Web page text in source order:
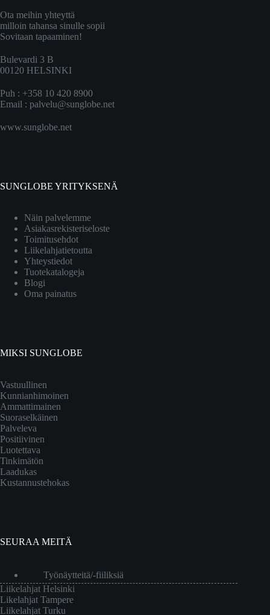
Ota meihin yhteyttä
milloin tahansa sinulle sopii
Sovitaan tapaaminen!
Bulevardi 3 B
00120 HELSINKI
Puh : +358 10 420 8900
Email : palvelu@sunglobe.net
www.sunglobe.net
SUNGLOBE YRITYKSENÄ
Näin palvelemme
Asiakasrekisteriseloste
Toimitusehdot
Liikelahjatietoutta
Yhteystiedot
Tuotekatalogeja
Blogi
Oma painatus
MIKSI SUNGLOBE
Vastuullinen
Kunnianhimoinen
Ammattimainen
Suoraselkäinen
Palveleva
Positiivinen
Luotettava
Tinkimätön
Laadukas
Kustannustehokas
SEURAA MEITÄ
Työnäytteitä/-fiiliksiä
Liikelahjat Helsinki
Likelahjat Tampere
Liikelahjat Turku